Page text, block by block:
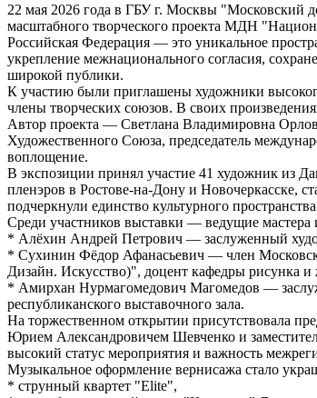
22 мая 2026 года в ГБУ г. Москвы "Московский
масштабного творческого проекта МДН
Российская Федерация — это уникальное
укрепление межнационального согласия,
широкой публики.
К участию были приглашены художники
члены творческих союзов. В своих
Автор проекта — Светлана Владимировна
Художественного Союза, председатель
воплощение.
В экспозиции принял участие 41 художник из
пленэров в Ростове-на-Дону и Новочеркасске,
подчеркнули единство культурного
Среди участников выставки — ведущие мастера
* Алёхин Андрей Петрович — заслуженный
* Сухинин Фёдор Афанасьевич — член
Дизайн. Искусство)", доцент кафедры рисунка
* Амирхан Нурмагомедович Магомедов —
республиканского выставочного зала.
На торжественном открытии присутствовала
Юрием Александровичем Шевченко и
высокий статус мероприятия и важность
Музыкальное оформление вернисажа стало
* струнный квартет "Elite",